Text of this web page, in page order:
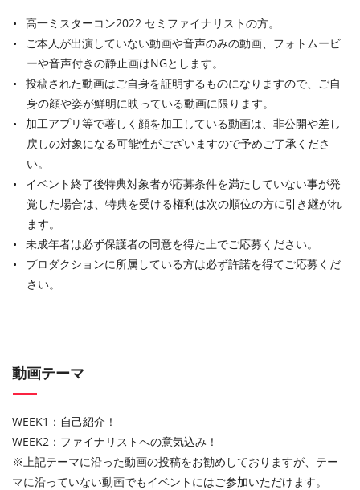
高一ミスターコン2022 セミファイナリストの方。
ご本人が出演していない動画や音声のみの動画、フォトムービ
ーや音声付きの静止画はNGとします。
投稿された動画はご自身を証明するものになりますので、ご自
身の顔や姿が鮮明に映っている動画に限ります。
加工アプリ等で著しく顔を加工している動画は、非公開や差し
戻しの対象になる可能性がございますので予めご了承くださ
い。
イベント終了後特典対象者が応募条件を満たしていない事が発
覚した場合は、特典を受ける権利は次の順位の方に引き継がれ
ます。
未成年者は必ず保護者の同意を得た上でご応募ください。
プロダクションに所属している方は必ず許諾を得てご応募くだ
さい。
動画テーマ
WEEK1：自己紹介！
WEEK2：ファイナリストへの意気込み！
※上記テーマに沿った動画の投稿をお勧めしておりますが、テー
マに沿っていない動画でもイベントにはご参加いただけます。